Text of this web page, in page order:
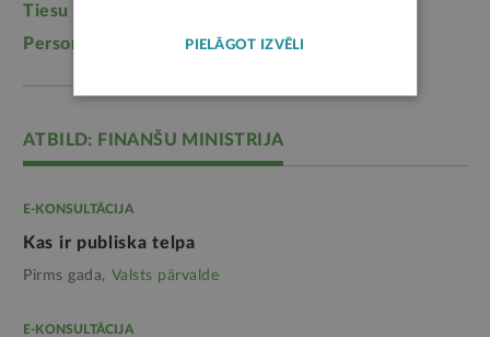
Tiesu sistēma
Personas dati
(1052)
ATBILD: FINANŠU MINISTRIJA
E-KONSULTĀCIJA
Kas ir publiska telpa
Pirms gada, Valsts pārvalde
E-KONSULTĀCIJA
PIELĀGOT IZVĒLI